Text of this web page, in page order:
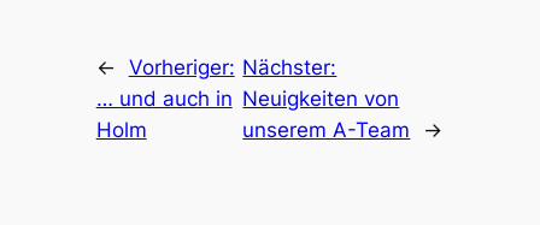
← Vorheriger:
… und auch in
Holm
Nächster:
Neuigkeiten von
unserem A-Team
→